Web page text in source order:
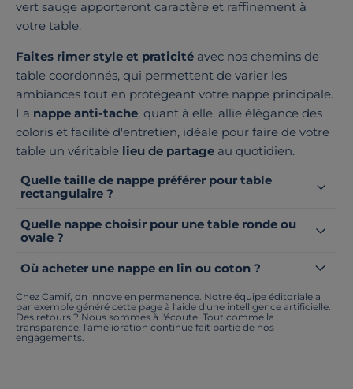
vert sauge apporteront caractère et raffinement à
votre table.
Faites rimer style et praticité avec nos chemins de
table coordonnés, qui permettent de varier les
ambiances tout en protégeant votre nappe principale.
La nappe anti-tache, quant à elle, allie élégance des
coloris et facilité d'entretien, idéale pour faire de votre
table un véritable lieu de partage au quotidien.
Quelle taille de nappe préférer pour table
rectangulaire ?
Quelle nappe choisir pour une table ronde ou
ovale ?
Où acheter une nappe en lin ou coton ?
Chez Camif, on innove en permanence. Notre équipe éditoriale a
par exemple généré cette page à l'aide d'une intelligence artificielle.
Des retours ? Nous sommes à l'écoute. Tout comme la
transparence, l'amélioration continue fait partie de nos
engagements.